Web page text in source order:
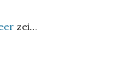
zei…